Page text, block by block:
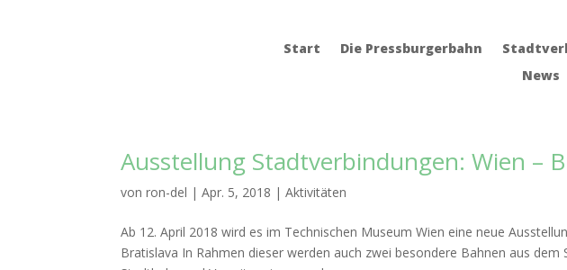
Start Die Pressburgerbahn
News
Ausstellung Stadtverbindungen: Wien –
vonron-del |Apr. 5, 2018 |Aktivitäten
Ab 12. April 2018 wird es im Technischen Museum Wien eine neue
Bratislava In Rahmen dieser werden auch zwei besondere Bahnen aus